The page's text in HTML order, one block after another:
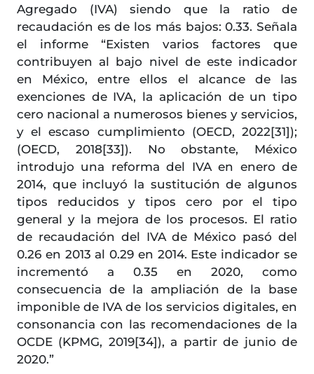
Agregado (IVA) siendo que la ratio de
recaudación es de los más bajos: 0.33. Señala
el informe “Existen varios factores que
contribuyen al bajo nivel de este indicador
en México, entre ellos el alcance de las
exenciones de IVA, la aplicación de un tipo
cero nacional a numerosos bienes y servicios,
y el escaso cumplimiento (OECD, 2022[31]);
(OECD, 2018[33]). No obstante, México
introdujo una reforma del IVA en enero de
2014, que incluyó la sustitución de algunos
tipos reducidos y tipos cero por el tipo
general y la mejora de los procesos. El ratio
de recaudación del IVA de México pasó del
0.26 en 2013 al 0.29 en 2014. Este indicador se
incrementó a 0.35 en 2020, como
consecuencia de la ampliación de la base
imponible de IVA de los servicios digitales, en
consonancia con las recomendaciones de la
OCDE (KPMG, 2019[34]), a partir de junio de
2020.”